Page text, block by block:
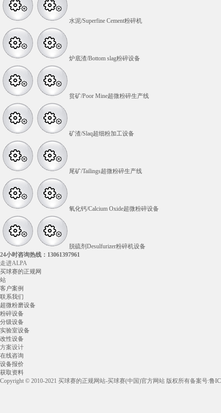
水泥/Superfine Cement粉碎机
炉底渣/Bottom slag粉碎设备
贫矿/Poor Mine超微粉碎生产线
矿渣/Slaq超细粉加工设备
尾矿/Tailings超微粉碎生产线
氧化钙/Calcium Oxide超微粉碎设备
脱硫剂Desulfurizer粉碎机设备
24小时咨询热线： 13061397961
走进ALPA
买球赛的正规网
站
客户案例
联系我们
超微粉磨设备
粉碎设备
分级设备
实验室设备
改性设备
方案设计
在线咨询
设备报价
获取资料
Copyright © 2010-2021 买球赛的正规网站-买球赛(中国)官方网站 版权所有备案号:鲁